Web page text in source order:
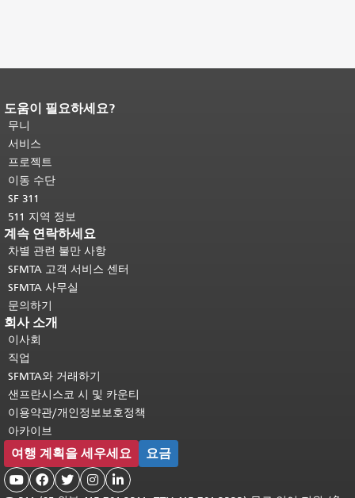
페이지 내용 끝입니다.이 페이지의 나
머지 내용은 모든 페이지에 반복됩니
다.메인 콘텐츠 상단으로 돌아가려면
여기를 클릭하십시오
도움이 필요하세요?
무니
서비스
프로젝트
이동 수단
SF 311
511 지역 정보
계속 연락하세요
차별 관련 불만 사항
SFMTA 고객 서비스 센터
SFMTA 사무실
문의하기
회사 소개
이사회
직업
SFMTA와 거래하기
샌프란시스코 시 및 카운티
이용약관/개인정보보호정책
아카이브
여행 계획을 세우세요 요금
    